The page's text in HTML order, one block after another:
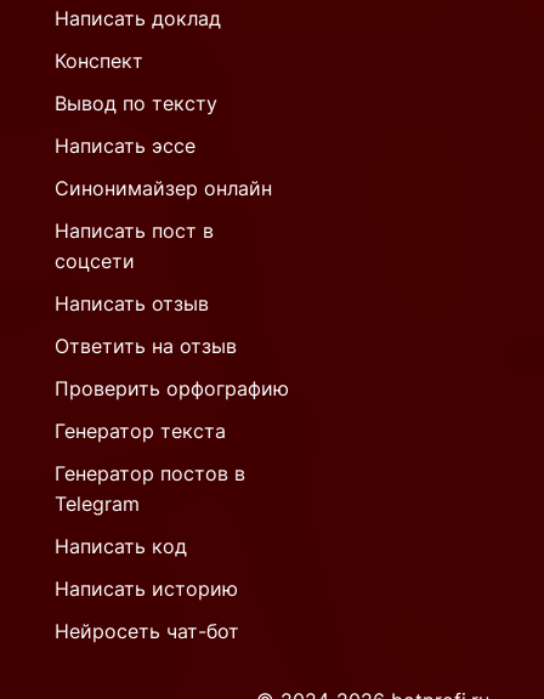
Написать доклад
Конспект
Вывод по тексту
Написать эссе
Синонимайзер онлайн
Написать пост в
соцсети
Написать отзыв
Ответить на отзыв
Проверить орфографию
Генератор текста
Генератор постов в
Telegram
Написать код
Написать историю
Нейросеть чат-бот